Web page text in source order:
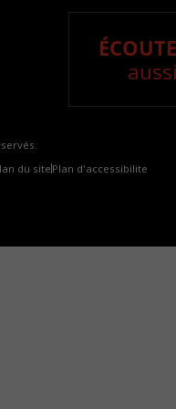
du sitePlan d'accessibilite